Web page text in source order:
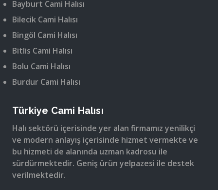
Bayburt Cami Halısı
Bilecik Cami Halısı
Bingöl Cami Halısı
Bitlis Cami Halısı
Bolu Cami Halısı
Burdur Cami Halısı
Türkiye Cami Halısı
Halı sektörü içerisinde yer alan firmamız yenilikçi
ve modern anlayış içerisinde hizmet vermekte ve
bu hizmeti de alanında uzman kadrosu ile
sürdürmektedir. Geniş ürün yelpazesi ile destek
verilmektedir.